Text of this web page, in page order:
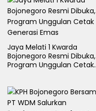
Jaya Melati 1 Kwarda
Bojonegoro Resmi Dibuka,
Program Unggulan Cetak